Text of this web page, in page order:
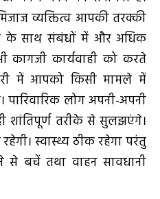
व्यक्तित्व आपकी तरक्की
के साथ संबंधों में और अधिक
कागजी कार्यवाही को करते
में आपको किसी मामले में
लोग अपनी-अपनी
शांतिपूर्ण तरीके से सुलझएंगे।
स्वास्थ्य ठीक रहेगा परंतु
से बचें तथा वाहन सावधानी